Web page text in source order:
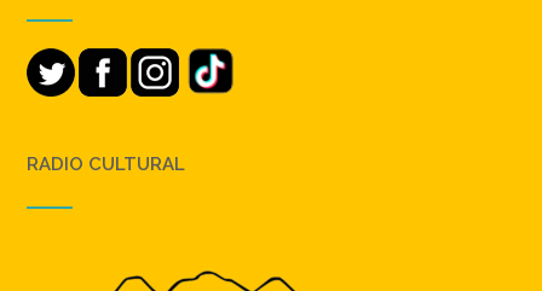
RADIO CULTURAL